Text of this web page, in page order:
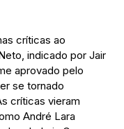
críticas ao
indicado por Jair
aprovado pelo
se tornado
críticas vieram
André Lara